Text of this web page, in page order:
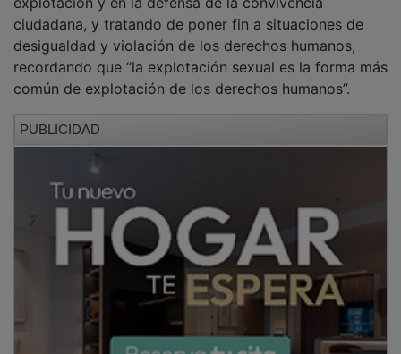
ciudadana, y tratando de poner fin a situaciones de
desigualdad y violación de los derechos humanos,
recordando que “la explotación sexual es la forma más
común de explotación de los derechos humanos”.
El Ayuntamiento agradece la implicación y
colaboración de la ciudadanía en la detección de estas
posibles situaciones y anima a ponerlas en
conocimiento de las autoridades competentes.
NOTICIAS RELACIONADAS